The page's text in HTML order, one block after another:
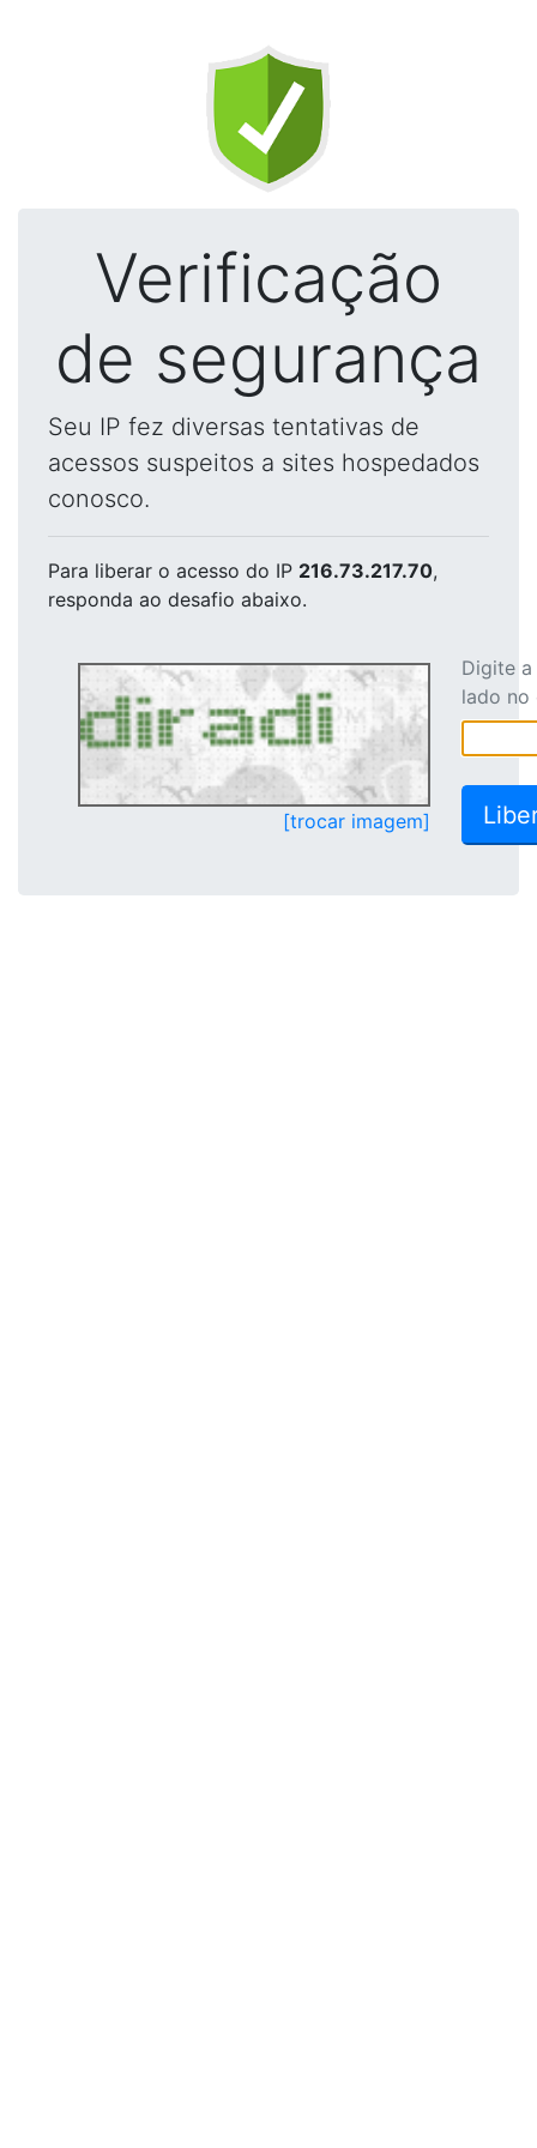
Verificação
de segurança
Seu IP fez diversas tentativas de
acessos suspeitos a sites hospedados
conosco.
Para liberar o acesso do IP 216.73.217.70,
responda ao desafio abaixo.
[trocar imagem]
Digite
lado no